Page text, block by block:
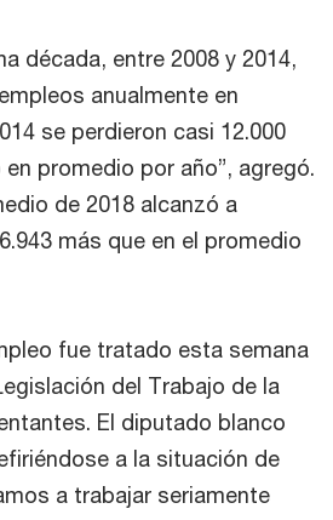
década, entre 2008 y 2014,
anualmente en
se perdieron casi 12.000
promedio por año”, agregó.
de 2018 alcanzó a
más que en el promedio
fue tratado esta semana
del Trabajo de la
El diputado blanco
a la situación de
a trabajar seriamente